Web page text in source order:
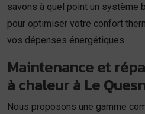
savons à quel point un système
pour optimiser votre confort
vos dépenses énergétiques.
Maintenance et
à chaleur à Le
Nous proposons une gamme